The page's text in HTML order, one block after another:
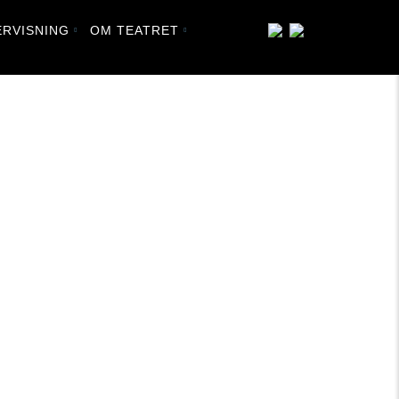
OM TEATRET